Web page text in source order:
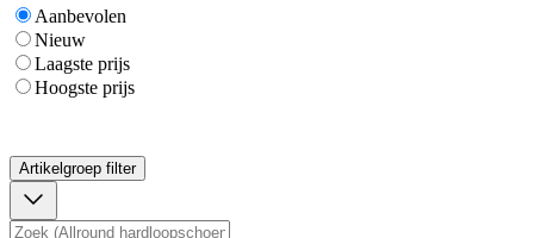
Aanbevolen
Nieuw
Laagste prijs
Hoogste prijs
Artikelgroep filter